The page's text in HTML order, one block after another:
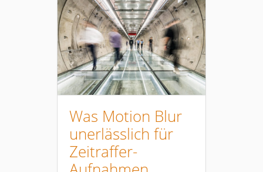
Was Motion Blur
unerlässlich für
Zeitraffer-